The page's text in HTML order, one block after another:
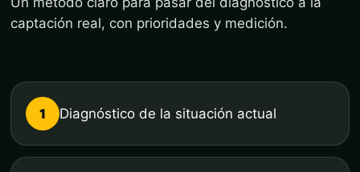
captación real, con prioridades y medición.
1 Diagnóstico de la situación actual